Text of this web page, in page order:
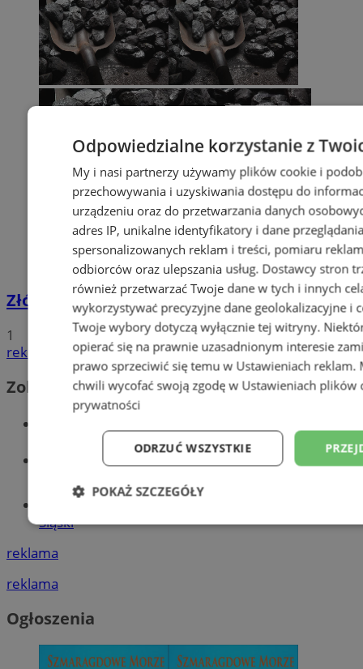
Złóż wniosek o dodatek węglowy
1
reklama
Zobacz również
Wiadomości lokalne
Śląski
reklama
reklama
Ogłoszenia
Odpowiedzialne korzystanie z
My i nasi partnerzy używamy plików cookie i
przechowywania i uzyskiwania dostępu do
urządzeniu oraz do przetwarzania danych
adres IP, unikalne identyfikatory i dane
spersonalizowanych reklam i treści, pomiaru
odbiorców oraz ulepszania usług. Dostawcy stron
również przetwarzać Twoje dane w tych i innych
wykorzystywać precyzyjne dane geolokalizacyjne i
Twoje wybory dotyczą wyłącznie tej witryny.
opierać się na prawnie uzasadnionym interesie
prawo sprzeciwić się temu w Ustawieniach reklam.
chwili wycofać swoją zgodę w Ustawieniach plików
prywatności
ODRZUĆ WSZYSTKIE
POKAŻ SZCZEGÓŁY
Niezbędne Wydajność